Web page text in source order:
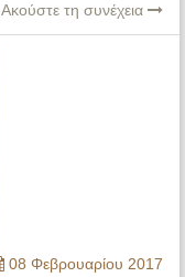
Ακούστε τη συνέχεια
08 Φεβρουαρίου 2017